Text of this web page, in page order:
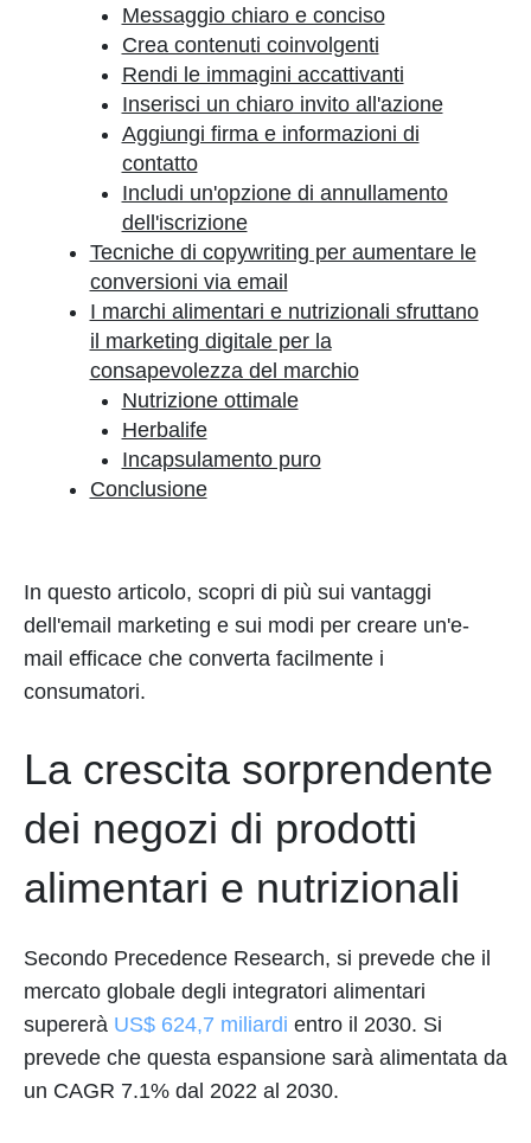
Messaggio chiaro e conciso
Crea contenuti coinvolgenti
Rendi le immagini accattivanti
Inserisci un chiaro invito all'azione
Aggiungi firma e informazioni di
contatto
Includi un'opzione di annullamento
dell'iscrizione
Tecniche di copywriting per aumentare le
conversioni via email
I marchi alimentari e nutrizionali sfruttano
il marketing digitale per la
consapevolezza del marchio
Nutrizione ottimale
Herbalife
Incapsulamento puro
Conclusione
In questo articolo, scopri di più sui vantaggi
dell'email marketing e sui modi per creare un'e-
mail efficace che converta facilmente i
consumatori.
La crescita sorprendente
dei negozi di prodotti
alimentari e nutrizionali
Secondo Precedence Research, si prevede che il
mercato globale degli integratori alimentari
supererà US$ 624,7 miliardi entro il 2030. Si
prevede che questa espansione sarà alimentata da
un CAGR 7.1% dal 2022 al 2030.